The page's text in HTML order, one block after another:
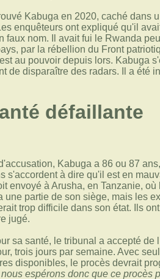
Kabuga en 2020, caché dans
enquêteurs ont expliqué qu'il
faux nom. Il avait fui le Rwanda
par la rébellion du Front
au pouvoir depuis lors. Kabuga
de disparaître des radars. Il a été
défaillante
Kabuga a 86 ou 87
s'accordent à dire qu'il est en
envoyé à Arusha, en Tanzanie,
une partie de son siège, mais les
trop difficile dans son état. Ils
jugé.
sa santé, le tribunal a accepté de
trois jours par semaine. Avec
disponibles, le procès devrait
espérons donc que ce procès